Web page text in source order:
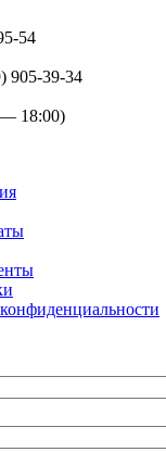
54
905-39-34
— 18:00)